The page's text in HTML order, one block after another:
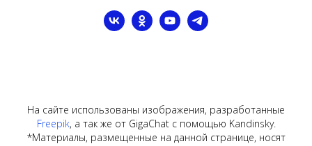
На сайте использованы изображения, разработанные
Freepik, а так же от GigaChat с помощью Kandinsky.
*Материалы, размещенные на данной странице, носят